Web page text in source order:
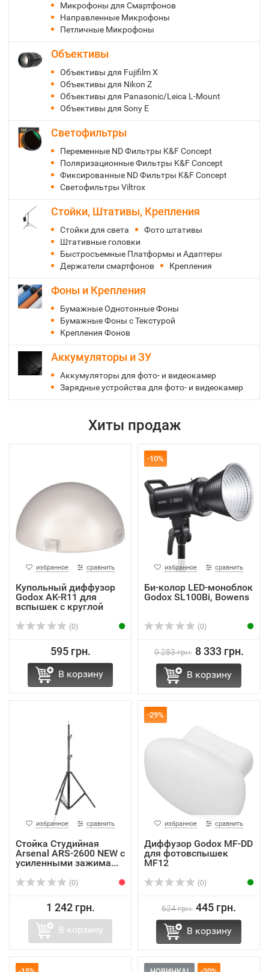
Микрофоны для Смартфонов
Направленные Микрофоны
Петличные Микрофоны
Объективы
Объективы для Fujifilm X
Объективы для Nikon Z
Объективы для Panasonic/Leica L-Mount
Объективы для Sony E
Светофильтры
Переменные ND Фильтры K&F Concept
Поляризационные Фильтры K&F Concept
Фиксированные ND Фильтры K&F Concept
Светофильтры Viltrox
Стойки, Штативы, Крепления
Стойки для света
Фото штативы
Штативные головки
Быстросъемные Платформы и Адаптеры
Держатели смартфонов
Крепления
Фоны и Крепления
Бумажные Однотонные Фоны
Бумажные Фоны с Текстурой
Крепления Фонов
Аккумуляторы и ЗУ
Аккумуляторы для фото- и видеокамер
Зарядные устройства для фото- и видеокамер
Хиты продаж
избранное сравнить
Купольный диффузор
Godox AK-R11 для
вспышек с круглой
(0)
595 грн.
В корзину
-10%
избранное сравнить
Би-колор LED-моноблок
Godox SL100Bi, Bowens
(0)
9 283 грн. 8 333 грн.
В корзину
избранное сравнить
Стойка Студийная
Arsenal ARS-2600 NEW с
усиленными зажима...
(0)
1 242 грн.
В корзину
-29%
избранное сравнить
Диффузор Godox MF-DD
для фотовспышек
MF12
(0)
624 грн. 445 грн.
В корзину